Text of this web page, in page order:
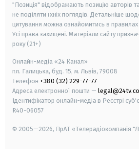
"Позиція" відображають позицію авторів
не поділяти їхніх поглядів. Детальніше
цитування можна ознайомитись в
Усі права захищені. Матеріали сайту
року (21+)
Онлайн-медіа «24 Канал»
пл. Галицька, буд. 15, м. Львів, 79008
Телефон +380 (32) 229-77-77
Адреса електронної пошти —
Ідентифікатор онлайн-медіа в Реєстрі
R40-06057
© 2005—2026, ПрАТ «Телерадіокомпанія